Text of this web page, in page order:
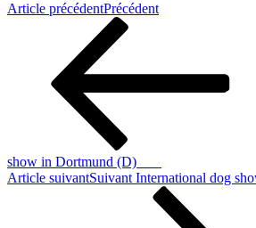
Article précédentPrécédent
show in Dortmund (D)
Article suivantSuivant International dog